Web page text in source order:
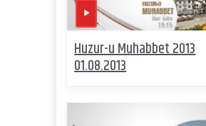
Huzur-u Muhabbet 2013
01.08.2013